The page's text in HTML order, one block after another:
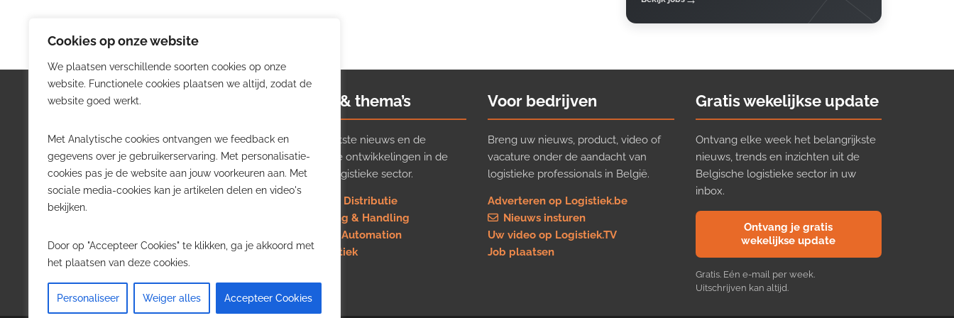
Cookies op onze website
We plaatsen verschillende soorten cookies op onze
website. Functionele cookies plaatsen we altijd, zodat de
website goed werkt.
Met Analytische cookies ontvangen we feedback en
gegevens over je gebruikerservaring. Met personalisatie-
cookies pas je de website aan jouw voorkeuren aan. Met
sociale media-cookies kan je artikelen delen en video's
bekijken.
Door op "Accepteer Cookies" te klikken, ga je akkoord met
het plaatsen van deze cookies.
Personaliseer Weiger alles Accepteer Cookies
Logistiek.be
Logistiek.be brengt dagelijks nieuws,
trends en praktijkverhalen over
transport, warehousing, supply chain
en automatisering in België.
willen volgen.
Nieuws & thema’s
Volg het laatste nieuws en de
belangrijkste ontwikkelingen in de
Belgische logistieke sector.
Transport & Distributie
Warehousing & Handling
Software & Automation
Job in logistiek
Voor bedrijven
Breng uw nieuws, product, video of
vacature onder de aandacht van
logistieke professionals in België.
Adverteren op Logistiek.be
Nieuws insturen
Uw video op Logistiek.TV
Job plaatsen
Gratis wekelijkse update
Ontvang elke week het belangrijkste
nieuws, trends en inzichten uit de
Belgische logistieke sector in uw
inbox.
Ontvang je gratis
wekelijkse update
Gratis. Eén e-mail per week.
Uitschrijven kan altijd.